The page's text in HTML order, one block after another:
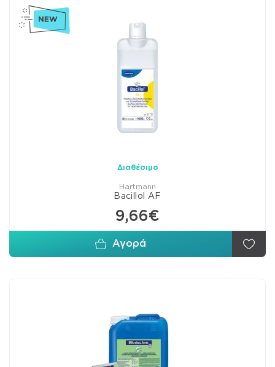
Διαθέσιμο
Hartmann
Bacillol AF
9,66€
Αγορά